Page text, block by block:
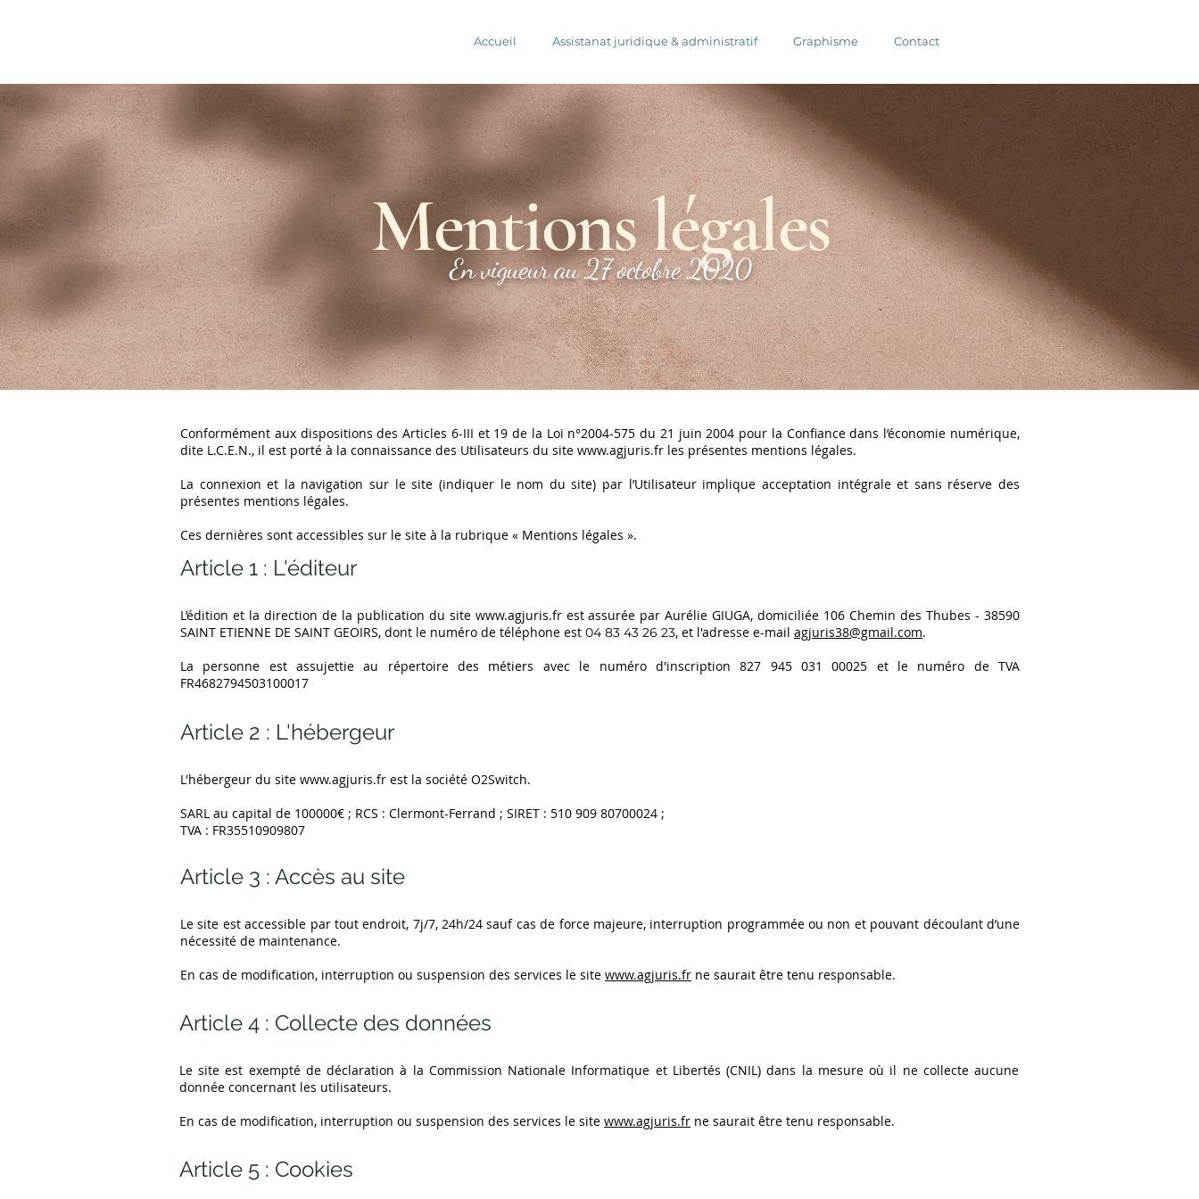
Accueil Assistanat juridique & administratif Graphisme Contact
Mentions légales
En vigueur au 27 octobre 2020
Conformément aux dispositions des Articles 6-III et 19 de la Loi n°2004-575 du 21 juin 2004 pour la Confiance dans l’économie numérique,
dite L.C.E.N., il est porté à la connaissance des Utilisateurs du site www.agjuris.fr les présentes mentions légales.
La connexion et la navigation sur le site (indiquer le nom du site) par l’Utilisateur implique acceptation intégrale et sans réserve des
présentes mentions légales.
Ces dernières sont accessibles sur le site à la rubrique « Mentions légales ».
Article 1 : L'éditeur
L’édition et la direction de la publication du site www.agjuris.frest assurée par Aurélie GIUGA, domiciliée 106 Chemin des Thubes - 38590
SAINT ETIENNE DE SAINT GEOIRS, dont le numéro de téléphone est 04 83 43 26 23, et l'adresse e-mail agjuris38@gmail.com.
​La personne est assujettie au répertoire des métiers avec le numéro d'inscription 827 945 031 00025 et le numéro de TVA
FR4682794503100017
Article 2 : L'hébergeur
L'hébergeur du site www.agjuris.fr est la société O2Switch.
SARL au capital de 100000€ ; RCS : Clermont-Ferrand ; SIRET : 510 909 80700024 ;
TVA : FR35510909807
Article 3 : Accès au site
Le site est accessible par tout endroit, 7j/7, 24h/24 sauf cas de force majeure, interruption programmée ou non et pouvant découlant d’une
nécessité de maintenance.
En cas de modification, interruption ou suspension des services le site www.agjuris.fr ne saurait être tenu responsable.
Article 4 : Collecte des données
Le site est exempté de déclaration à la Commission Nationale Informatique et Libertés (CNIL) dans la mesure où il ne collecte aucune
donnée concernant les utilisateurs.
En cas de modification, interruption ou suspension des services le site www.agjuris.fr ne saurait être tenu responsable.
Article 5 : Cookies